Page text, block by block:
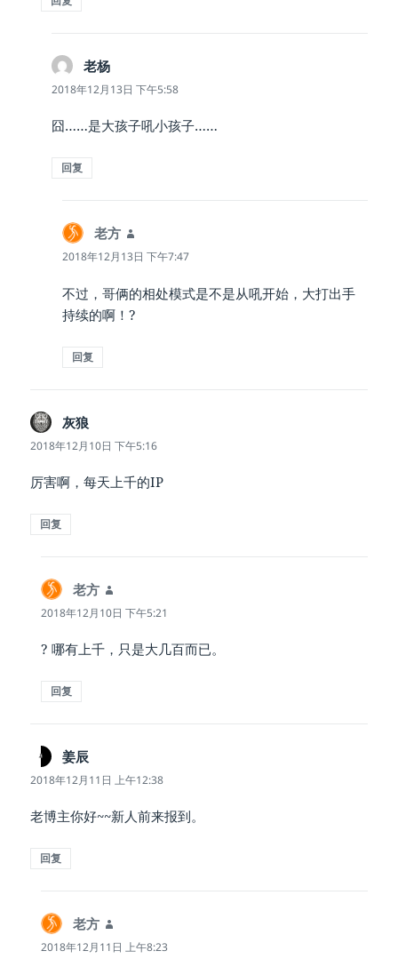
老杨
道：
2018年12月13日 下午5:58
囧……是大孩子吼小孩子……
回复
老方
道：
2018年12月13日 下午7:47
不过，哥俩的相处模式是不是从吼开始，大打出手
持续的啊！?
回复
灰狼
道：
2018年12月10日 下午5:16
厉害啊，每天上千的IP
回复
老方
道：
2018年12月10日 下午5:21
? 哪有上千，只是大几百而已。
回复
姜辰
道：
2018年12月11日 上午12:38
老博主你好~~新人前来报到。
回复
老方
道：
2018年12月11日 上午8:23